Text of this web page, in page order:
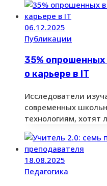
06.12.2025
Публикации
35%
о карьере в IT
Исследователи
современных
технологиям, хотят
18.08.2025
Педагогика